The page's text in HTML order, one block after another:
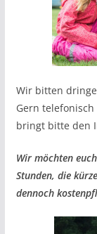
Wir bitten
Gern
bringt bitte den
Wir möchten
Stunden, die
dennoch